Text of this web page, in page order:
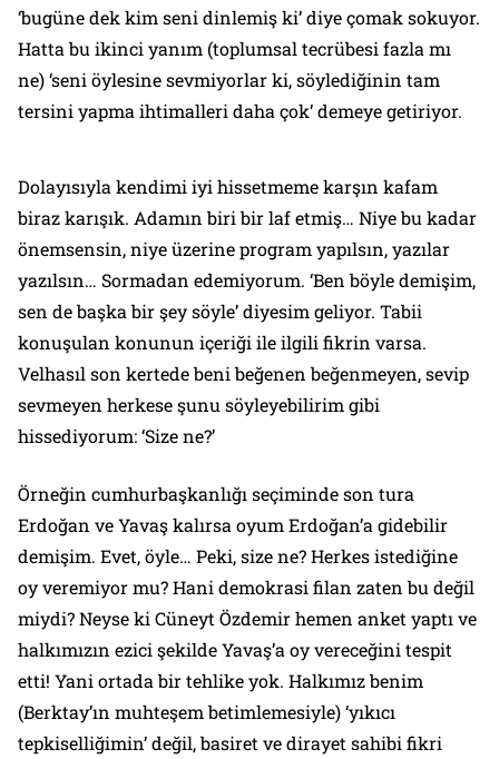
‘bugüne dek kim seni dinlemiş ki’ diye çomak sokuyor.
Hatta bu ikinci yanım (toplumsal tecrübesi fazla mı
ne) ‘seni öylesine sevmiyorlar ki, söylediğinin tam
tersini yapma ihtimalleri daha çok’ demeye getiriyor.
Dolayısıyla kendimi iyi hissetmeme karşın kafam
biraz karışık. Adamın biri bir laf etmiş… Niye bu kadar
önemsensin, niye üzerine program yapılsın, yazılar
yazılsın… Sormadan edemiyorum. ‘Ben böyle demişim,
sen de başka bir şey söyle’ diyesim geliyor. Tabii
konuşulan konunun içeriği ile ilgili fikrin varsa.
Velhasıl son kertede beni beğenen beğenmeyen, sevip
sevmeyen herkese şunu söyleyebilirim gibi
hissediyorum: ‘Size ne?’
Örneğin cumhurbaşkanlığı seçiminde son tura
Erdoğan ve Yavaş kalırsa oyum Erdoğan’a gidebilir
demişim. Evet, öyle… Peki, size ne? Herkes istediğine
oy veremiyor mu? Hani demokrasi filan zaten bu değil
miydi? Neyse ki Cüneyt Özdemir hemen anket yaptı ve
halkımızın ezici şekilde Yavaş’a oy vereceğini tespit
etti! Yani ortada bir tehlike yok. Halkımız benim
(Berktay’ın muhteşem betimlemesiyle) ‘yıkıcı
tepkiselliğimin’ değil, basiret ve dirayet sahibi fikri